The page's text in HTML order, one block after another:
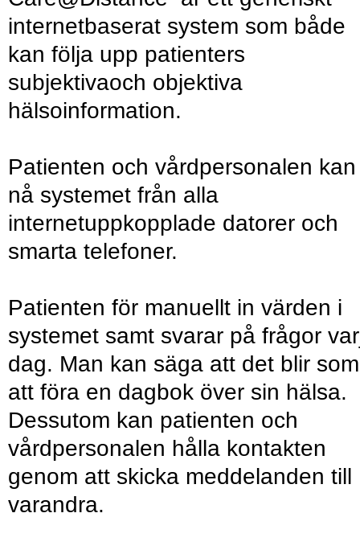
internetbaserat system som både
kan följa upp patienters
subjektivaoch objektiva
hälsoinformation.
Patienten och vårdpersonalen kan
nå systemet från alla
internetuppkopplade datorer och
smarta telefoner.
Patienten för manuellt in värden i
systemet samt svarar på frågor
dag. Man kan säga att det blir som
att föra en dagbok över sin hälsa.
Dessutom kan patienten och
vårdpersonalen hålla kontakten
genom att skicka meddelanden till
varandra.